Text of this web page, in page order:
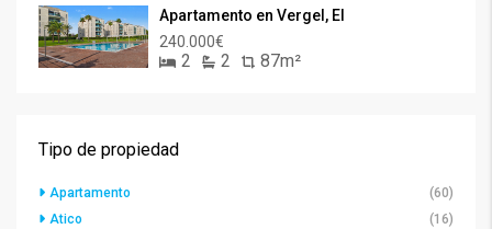
Apartamento en Vergel, El
240.000€
2 2 87m²
Tipo de propiedad
Apartamento
(60)
Atico
(16)